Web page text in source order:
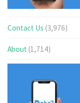
Contact Us (3,976)
About (1,714)